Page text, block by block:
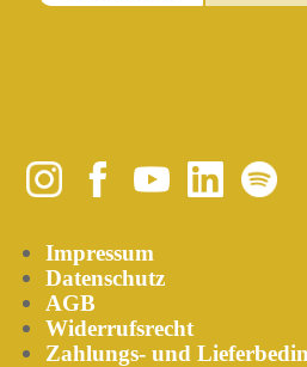
Impressum
Datenschutz
AGB
Widerrufsrecht
Zahlungs- und